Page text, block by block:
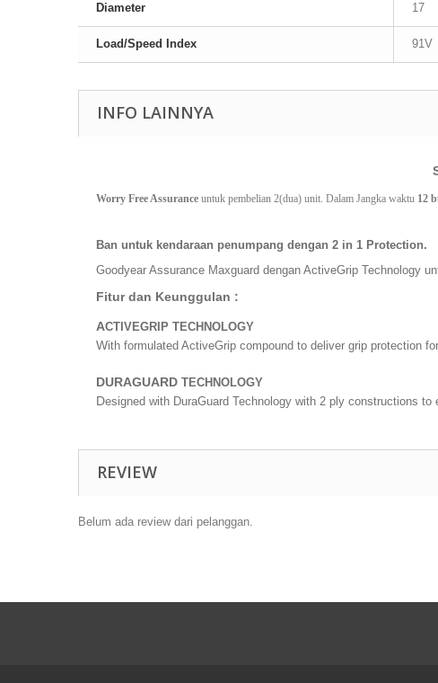
Diameter 17
Load/Speed Index 91V
INFO LAINNYA
Worry Free Assurance untuk pembelian 2(dua) unit. Dalam Jangka waktu 12
Ban untuk kendaraan penumpang dengan 2 in 1 Protection.
Goodyear Assurance Maxguard dengan ActiveGrip Technology
Fitur dan Keunggulan :
ACTIVEGRIP TECHNOLOGY
With formulated ActiveGrip compound to deliver grip protection
DURAGUARD TECHNOLOGY
Designed with DuraGuard Technology with 2 ply constructions
REVIEW
Belum ada review dari pelanggan.